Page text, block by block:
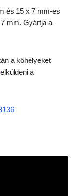
és 15 x 7 mm-es
mm. Gyártja a
a kőhelyeket
elküldeni a